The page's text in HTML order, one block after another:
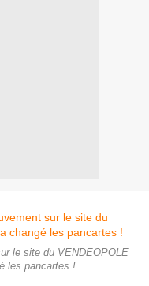
le site du VENDEOPOLE
les pancartes !